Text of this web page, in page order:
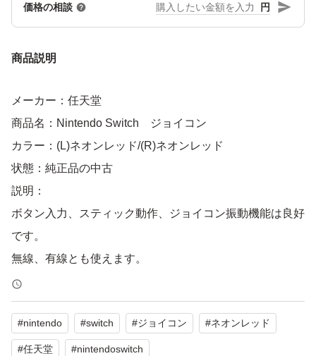
価格の相談 円
商品説明
メーカー：任天堂
商品名：Nintendo Switch ジョイコン
カラー：(L)ネオンレッド/(R)ネオンレッド
状態：純正品の中古
説明：
ボタン入力、スティック動作、ジョイコン振動機能は良好
です。
無線、有線とも使えます。
本体から離して縦持ち横持ちの両方ともお使いいただけま
す。
amiiboの読み取り可能です。
#nintendo #switch #ジョイコン #ネオンレッド
#任天堂 #nintendoswitch